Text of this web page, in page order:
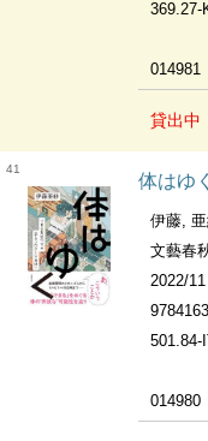
369.27-
014981
貸出中
41
体はゆ
伊藤,
文藝春
2022/11
501.84-
014980